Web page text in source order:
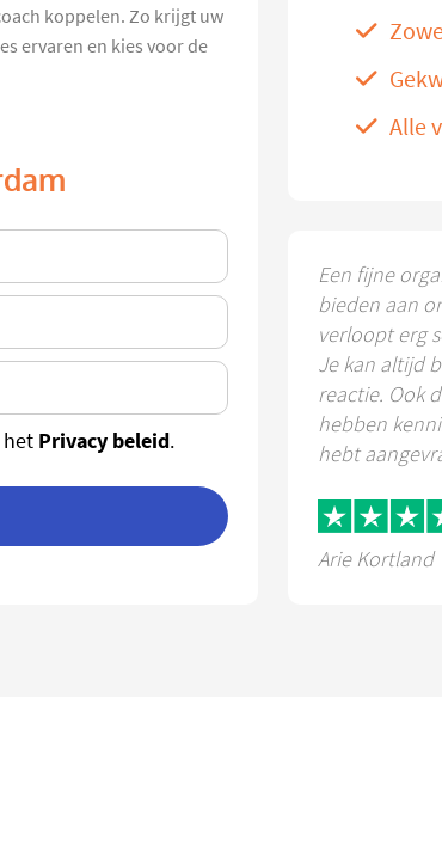
koppelen. Zo krijgt uw
ervaren en kies voor de
het Privacy beleid.
Alle
Een fijne
bieden aan
verloopt erg
Je kan altijd
reactie. Ook
hebben
hebt
Arie Kortland